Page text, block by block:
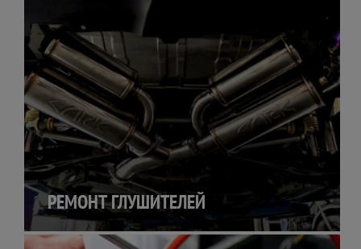
РЕМОНТ ГЛУШИТЕЛЕЙ